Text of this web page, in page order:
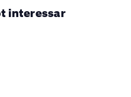
interessar